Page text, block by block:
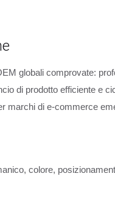
globali comprovate:
di prodotto efficiente e
di e-commerce
colore,